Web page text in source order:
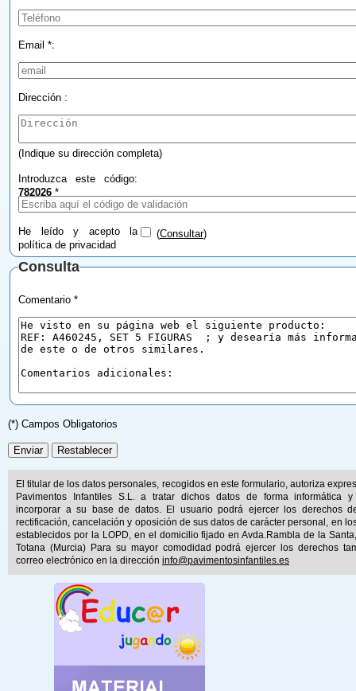
Email *:
Dirección :
(Indique su dirección completa)
Introduzca este código:
782026 *
He leído y acepto la
política de privacidad
(Consultar)
Consulta
Comentario *
(*) Campos Obligatorios
El titular de los datos personales, recogidos en este formulario, autoriza
Pavimentos Infantiles S.L. a tratar dichos datos de forma informática y
incorporar a su base de datos. El usuario podrá ejercer los derechos
rectificación, cancelación y oposición de sus datos de carácter personal, en
establecidos por la LOPD, en el domicilio fijado en Avda.Rambla de la
Totana (Murcia) Para su mayor comodidad podrá ejercer los derechos
correo electrónico en la dirección info@pavimentosinfantiles.es